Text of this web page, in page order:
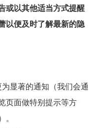
或以其他适当方式提醒
以便及时了解最新的隐
显著的通知（我们会通
页面做特别提示等方
。